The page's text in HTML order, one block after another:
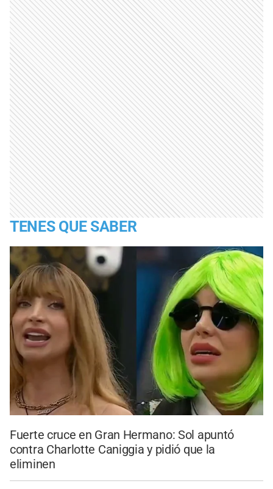
TENES QUE SABER
Fuerte cruce en Gran Hermano: Sol apuntó
contra Charlotte Caniggia y pidió que la
eliminen